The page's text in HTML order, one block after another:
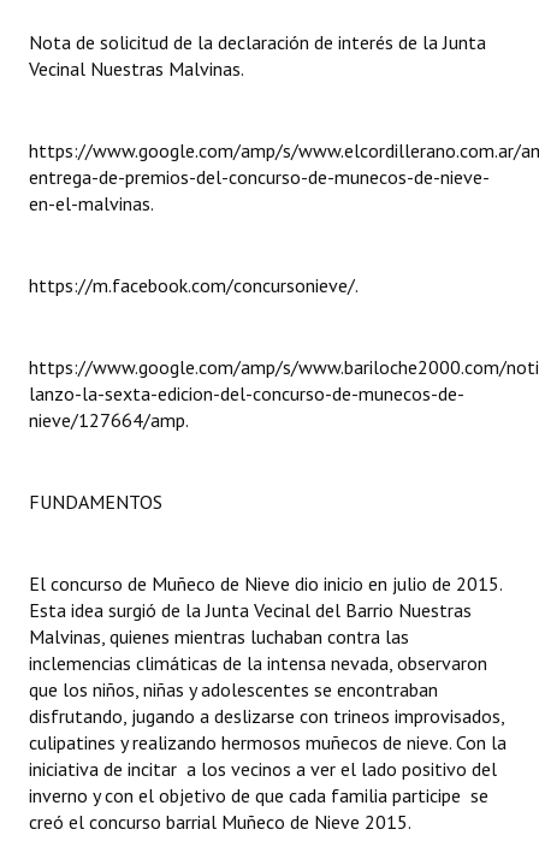
Organigrama
Informes de Gestión
Dictámenes Asesoría Letrada
Informes de Unidad Coordinadora
Ejecución Presupuestaria
Comunicaciones
Declaraciones
Resoluciones
Resoluciones de Presidencia
INSTITUCIONAL
Nota de solicitud de la declaración de interés de la Junta
Vecinal Nuestras Malvinas.
https://www.google.com/amp/s/www.elcordillerano.com.ar/
entrega-de-premios-del-concurso-de-munecos-de-nieve-
en-el-malvinas.
https://m.facebook.com/concursonieve/.
https://www.google.com/amp/s/www.bariloche2000.com/
lanzo-la-sexta-edicion-del-concurso-de-munecos-de-
nieve/127664/amp.
FUNDAMENTOS
El concurso de Muñeco de Nieve dio inicio en julio de 2015.
Esta idea surgió de la Junta Vecinal del Barrio Nuestras
Malvinas, quienes mientras luchaban contra las
inclemencias climáticas de la intensa nevada, observaron
que los niños, niñas y adolescentes se encontraban
disfrutando, jugando a deslizarse con trineos improvisados,
culipatines y realizando hermosos muñecos de nieve. Con la
iniciativa de incitar a los vecinos a ver el lado positivo del
inverno y con el objetivo de que cada familia participe se
creó el concurso barrial Muñeco de Nieve 2015.